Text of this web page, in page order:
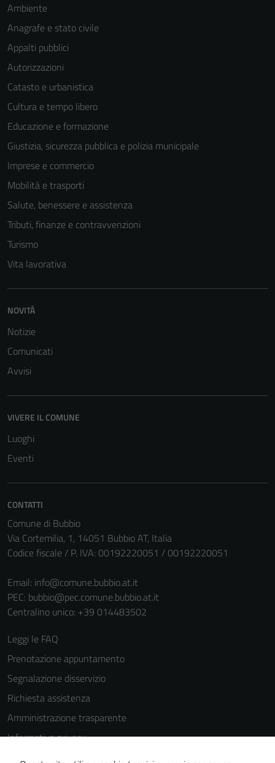
Ambiente
Anagrafe e stato civile
Appalti pubblici
Autorizzazioni
Catasto e urbanistica
Cultura e tempo libero
Educazione e formazione
Giustizia, sicurezza pubblica e polizia municipale
Imprese e commercio
Mobilità e trasporti
Salute, benessere e assistenza
Tributi, finanze e contravvenzioni
Turismo
Vita lavorativa
NOVITÀ
Notizie
Comunicati
Avvisi
VIVERE IL COMUNE
Luoghi
Eventi
CONTATTI
Comune di Bubbio
Via Cortemilia, 1, 14051 Bubbio AT, Italia
Codice fiscale / P. IVA: 00192220051 / 00192220051
Email: info@comune.bubbio.at.it
PEC: bubbio@pec.comune.bubbio.at.it
Centralino unico: +39 014483502
Leggi le FAQ
Prenotazione appuntamento
Segnalazione disservizio
Richiesta assistenza
Amministrazione trasparente
Informativa privacy
Cookie Policy
Tecnici